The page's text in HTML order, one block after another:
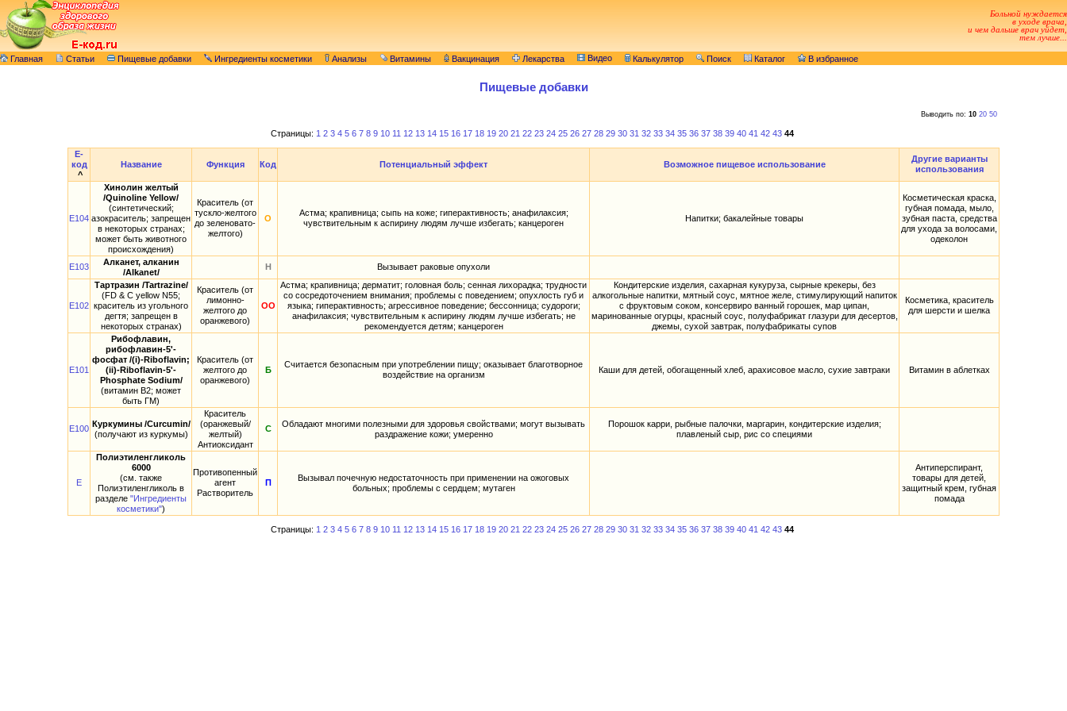
Больной нуждается
в уходе врача,
и чем дальше врач уйдет,
тем лучше...
Главная Статьи Пищевые добавки Ингредиенты косметики Анализы Витамины Вакцинация Лекарства Видео Калькулятор Поиск Каталог В избранное
Пищевые добавки
Выводить по: 10 20 50
Страницы: 1 2 3 4 5 6 7 8 9 10 11 12 13 14 15 16 17 18 19 20 21 22 23 24 25 26 27 28 29 30 31 32 33 34 35 36 37 38 39 40 41 42 43 44
E-
код
^
Название Функция Код Потенциальный эффект Возможное пищевое использование
Другие варианты
использования
E104
Хинолин желтый
/Quinoline Yellow/
(синтетический;
азокраситель; запрещен
в некоторых странах;
может быть животного
происхождения)
Краситель (от
тускло-желтого
до зеленовато-
желтого)
О
Астма; крапивница; сыпь на коже; гиперактивность; анафилаксия;
чувствительным к аспирину людям лучше избегать; канцероген
Напитки; бакалейные товары
Косметическая краска,
губная помада, мыло,
зубная паста, средства
для ухода за волосами,
одеколон
E103
Алканет, алканин
/Alkanet/
Н Вызывает раковые опухоли
E102
Тартразин /Tartrazine/
(FD & С yellow N55;
краситель из угольного
дегтя; запрещен в
некоторых странах)
Краситель (от
лимонно-
желтого до
оранжевого)
ОО
Астма; крапивница; дерматит; головная боль; сенная лихорадка; трудности
со сосредоточением внимания; проблемы с поведением; опухлость губ и
языка; гиперактивность; агрессивное поведение; бессонница; судороги;
анафилаксия; чувствительным к аспирину людям лучше избегать; не
рекомендуется детям; канцероген
Кондитерские изделия, сахарная кукуруза, сырные крекеры, без
алкогольные напитки, мятный соус, мятное желе, стимулирующий напиток
с фруктовым соком, консервиро ванный горошек, мар ципан,
маринованные огурцы, красный соус, полуфабрикат глазури для десертов,
джемы, сухой завтрак, полуфабрикаты супов
Косметика, краситель
для шерсти и шелка
E101
Рибофлавин,
рибофлавин-5'-
фосфат /(i)-Riboflavin;
(ii)-Riboflavin-5'-
Phosphate Sodium/
(витамин B2; может
быть ГМ)
Краситель (от
желтого до
оранжевого)
Б
Считается безопасным при употреблении пищу; оказывает благотворное
воздействие на организм
Каши для детей, обогащенный хлеб, арахисовое масло, сухие завтраки Витамин в аблетках
E100 Куркумины /Curcumin/
(получают из куркумы)
Краситель
(оранжевый/
желтый)
Антиоксидант
С
Обладают многими полезными для здоровья свойствами; могут вызывать
раздражение кожи; умеренно
Порошок карри, рыбные палочки, маргарин, кондитерские изделия;
плавленый сыр, рис со специями
E
Полиэтиленгликоль
6000
(см. также
Полиэтиленгликоль в
разделе "Ингредиенты
косметики")
Противопенный
агент
Растворитель
П
Вызывал почечную недостаточность при применении на ожоговых
больных; проблемы с сердцем; мутаген
Антиперспирант,
товары для детей,
защитный крем, губная
помада
Страницы: 1 2 3 4 5 6 7 8 9 10 11 12 13 14 15 16 17 18 19 20 21 22 23 24 25 26 27 28 29 30 31 32 33 34 35 36 37 38 39 40 41 42 43 44